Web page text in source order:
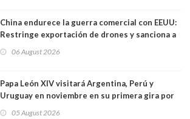
China endurece la guerra comercial con EEUU:
Restringe exportación de drones y sanciona a
06 August 2026
Papa León XIV visitará Argentina, Perú y
Uruguay en noviembre en su primera gira por
05 August 2026